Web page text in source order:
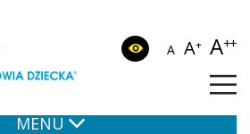
A A+ A++
MENU